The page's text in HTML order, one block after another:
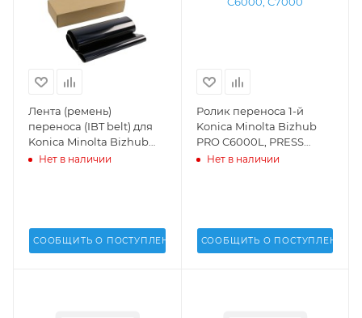
Лента (ремень)
переноса (IBT belt) для
Konica Minolta Bizhub
PRO C5500, C5501, C6000
Нет в наличии
СООБЩИТЬ О ПОСТУПЛЕНИИ
Ролик переноса 1-й
Konica Minolta Bizhub
PRO C6000L, PRESS
C6000, C7000 -
Нет в наличии
СООБЩИТЬ О ПОСТУПЛЕНИИ